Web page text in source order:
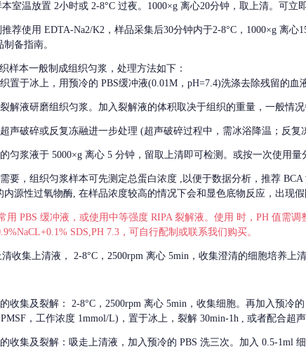
本室温放置 2小时或 2-8°C 过夜。1000×g 离心20分钟，取上清。可立
荐使用 EDTA-Na2/K2，样品采集后30分钟内于2-8°C，1000×g 离
备指南。
样本一般制成组织匀浆，处理方法如下：
置于冰上，用预冷的 PBS缓冲液(0.01M，pH=7.4)洗涤去除残留的血
解液研磨组织匀浆。加入裂解液的体积取决于组织的重量，一般情
声破碎或反复冻融进一步处理 (超声破碎过程中，需冰浴降温；反复
匀浆液于 5000×g 离心 5 分钟，留取上清即可检测。或按一次使用量
要，组织匀浆样本可先测定总蛋白浓度 ,以便于数据分析，推荐
内源性过氧物酶, 在样品浓度较高的情况下会和显色底物反应，出现假
用 PBS 缓冲液，或使用中等强度 RIPA 裂解液。使用 时，PH 值需
SDS,PH 7.3，可自行配制或联系我们购买。
收集上清液， 2-8°C，2500rpm 离心 5min，收集澄清的细胞培养上
收集及裂解：
2-8°C，2500rpm 离心 5min，收集细胞。再加入预冷
，工作浓度 1mmol/L)，置于冰上，裂解 30min-1h , 或者配合超声
收集及裂解：吸走上清液，加入预冷的 PBS 洗三次。加入 0.5-1ml